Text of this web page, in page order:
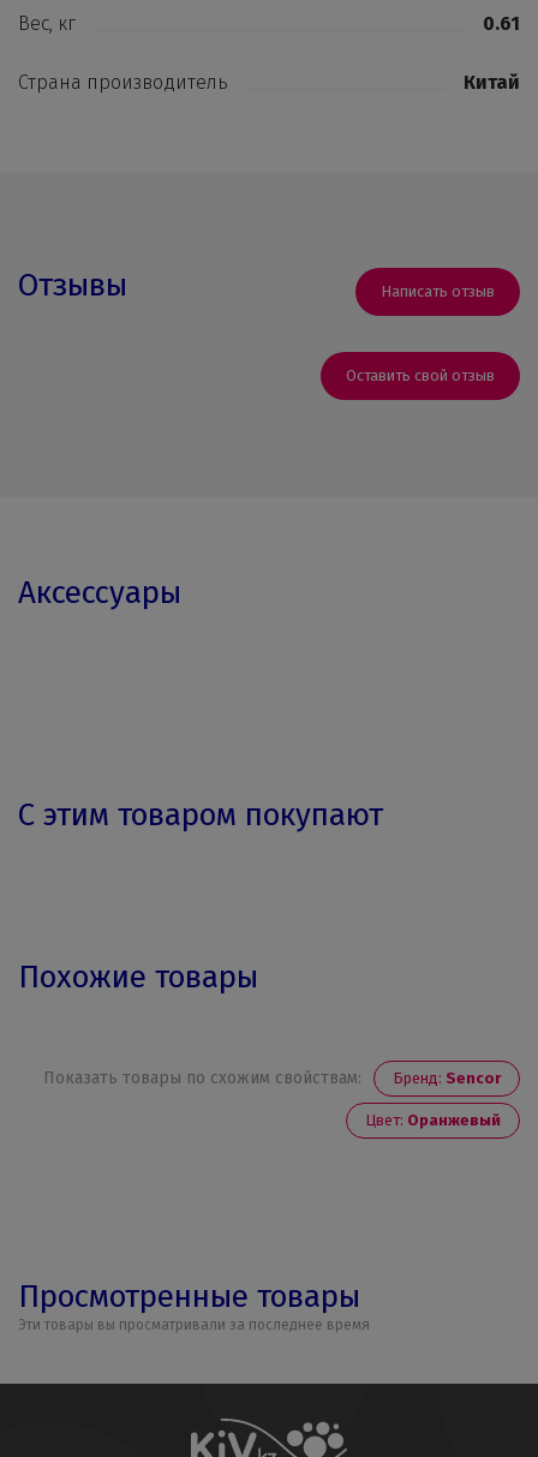
Вес, кг 0.61
Страна производитель Китай
Отзывы Написать отзыв
Оставить свой отзыв
Аксессуары
С этим товаром покупают
Похожие товары
Показать товары по схожим свойствам: Бренд: Sencor
Цвет: Оранжевый
Просмотренные товары
Эти товары вы просматривали за последнее время